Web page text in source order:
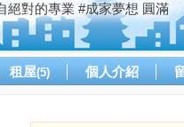
絕對的專業 #成家夢想 圓滿
租屋(5) 個人介紹